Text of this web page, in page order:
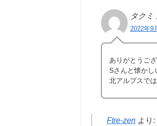
タクミ
2022年9
ありがとうご
Sさんと懐かし
北アルプスで
Ftre-zen より: